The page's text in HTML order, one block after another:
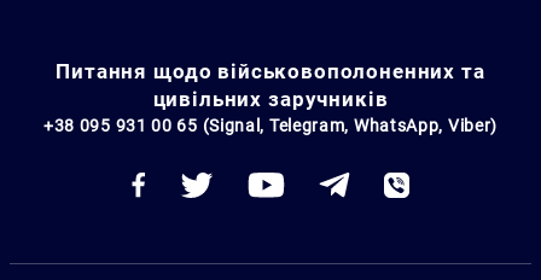
Питання щодо військовополоненних та
цивільних заручників
+38 095 931 00 65 (Signal, Telegram, WhatsApp, Viber)